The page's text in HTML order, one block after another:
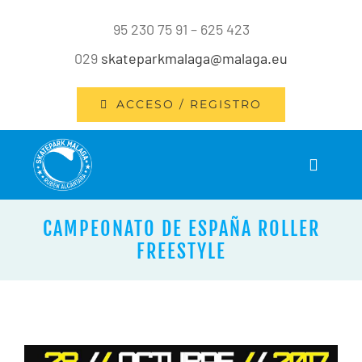
95 230 75 91 – 625 423
029 skateparkmalaga@malaga.eu
ACCESO / REGISTRO
Toggle
INSTALACIONES
CAMPEONATO DE ESPAÑA ROLLER
FREESTYLE